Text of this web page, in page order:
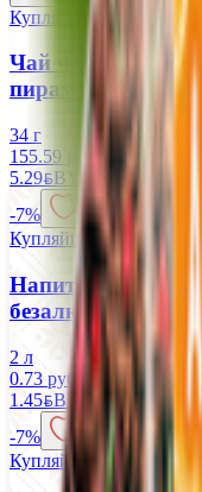
Купляйце Беларускае
Чай черный
пирамидок
34 г
155.59 руб/кг
5.29BYNBYN
-7%
Купляйце Беларускае
Напиток
безалкогольный
2 л
0.73 руб/л
0.79 руб/л
1.45BYNBYN1.57 BYN BYN
-7%
Купляйце Беларускае